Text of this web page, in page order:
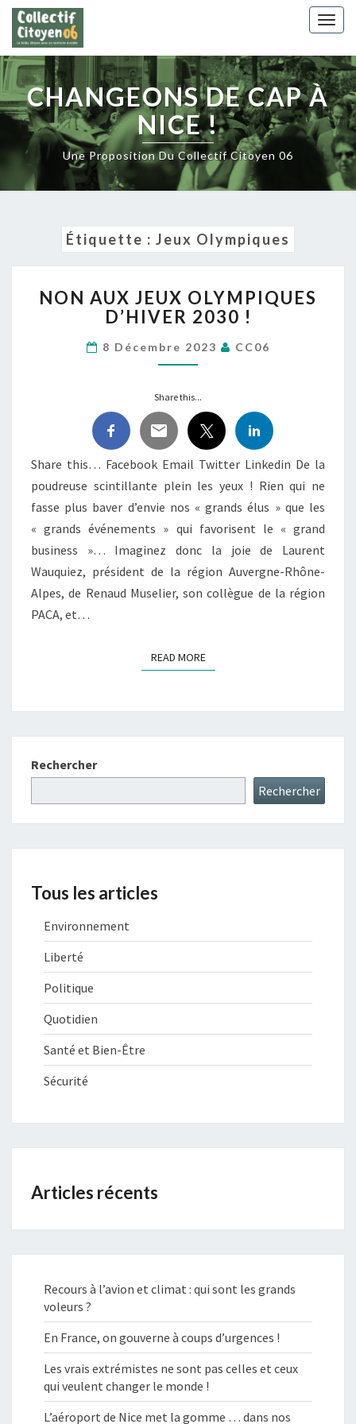
Skip
content
CHANGEONS DE CAP À
NICE !
Une Proposition Du Collectif Citoyen 06
Étiquette : Jeux Olympiques
AUX
JEUX
D’HIVER
2030 !
NON AUX JEUX OLYMPIQUES
D’HIVER 2030 !
8 Décembre 2023 CC06
Share this...
Share this… Facebook Email Twitter Linkedin De la
poudreuse scintillante plein les yeux ! Rien qui ne
fasse plus baver d’envie nos « grands élus » que les
« grands événements » qui favorisent le « grand
business »… Imaginez donc la joie de Laurent
Wauquiez, président de la région Auvergne-Rhône-
Alpes, de Renaud Muselier, son collègue de la région
PACA, et…
READ MOREREAD MORE
Rechercher
Rechercher
Tous les articles
Environnement
Liberté
Politique
Quotidien
Santé et Bien-Être
Sécurité
Articles récents
Recours à l’avion et climat : qui sont les grands
voleurs ?
En France, on gouverne à coups d’urgences !
Les vrais extrémistes ne sont pas celles et ceux
qui veulent changer le monde !
L’aéroport de Nice met la gomme … dans nos